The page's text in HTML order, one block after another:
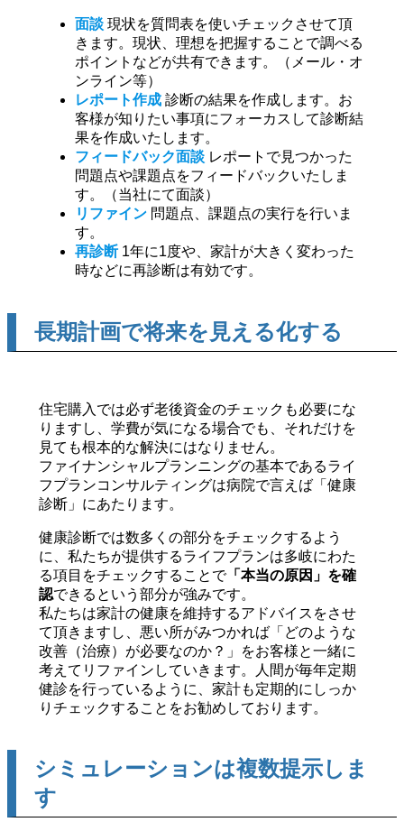
面談 現状を質問表を使いチェックさせて頂
きます。現状、理想を把握することで調べる
ポイントなどが共有できます。（メール・オ
ンライン等）
レポート作成診断の結果を作成します。お
客様が知りたい事項にフォーカスして診断結
果を作成いたします。
フィードバック面談レポートで見つかった
問題点や課題点をフィードバックいたしま
す。（当社にて面談）
リファイン問題点、課題点の実行を行いま
す。
再診断1年に1度や、家計が大きく変わった
時などに再診断は有効です。
長期計画で将来を見える化する
住宅購入では必ず老後資金のチェックも必要にな
りますし、学費が気になる場合でも、それだけを
見ても根本的な解決にはなりません。
ファイナンシャルプランニングの基本であるライ
フプランコンサルティングは病院で言えば「健康
診断」にあたります。
健康診断では数多くの部分をチェックするよう
に、私たちが提供するライフプランは多岐にわた
る項目をチェックすることで「本当の原因」を確
認できるという部分が強みです。
私たちは家計の健康を維持するアドバイスをさせ
て頂きますし、悪い所がみつかれば「どのような
改善（治療）が必要なのか？」をお客様と一緒に
考えてリファインしていきます。人間が毎年定期
健診を行っているように、家計も定期的にしっか
りチェックすることをお勧めしております。
シミュレーションは複数提示しま
す